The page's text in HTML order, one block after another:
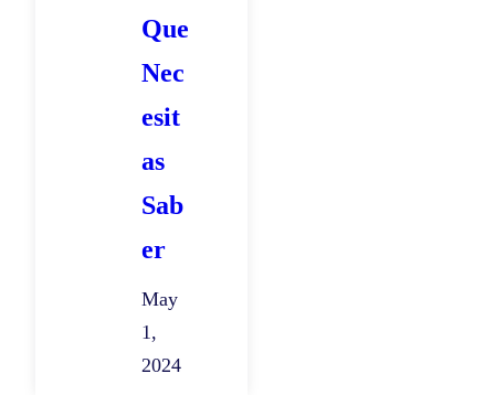
¿
ó
m
e
s
Que
Nec
esit
as
Sab
er
May
1,
2024